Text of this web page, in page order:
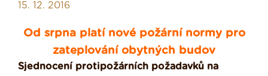
15. 12. 2016
Od srpna platí nové požární normy pro
zateplování obytných budov
Sjednocení protipožárních požadavků na